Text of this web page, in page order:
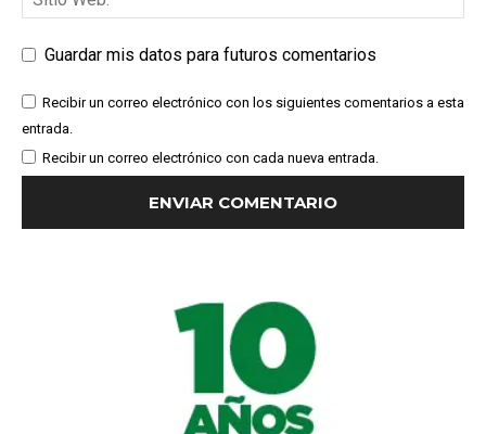
Guardar mis datos para futuros comentarios
Recibir un correo electrónico con los siguientes comentarios a esta
entrada.
Recibir un correo electrónico con cada nueva entrada.